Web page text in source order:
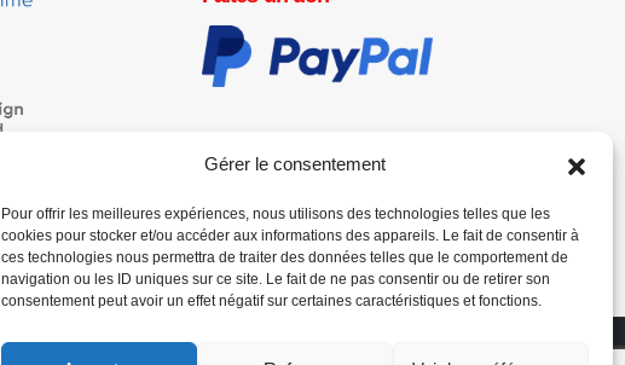
Gérer le consentement
Pour offrir les meilleures expériences, nous utilisons des technologies telles que les
cookies pour stocker et/ou accéder aux informations des appareils. Le fait de consentir à
ces technologies nous permettra de traiter des données telles que le comportement de
navigation ou les ID uniques sur ce site. Le fait de ne pas consentir ou de retirer son
consentement peut avoir un effet négatif sur certaines caractéristiques et fonctions.